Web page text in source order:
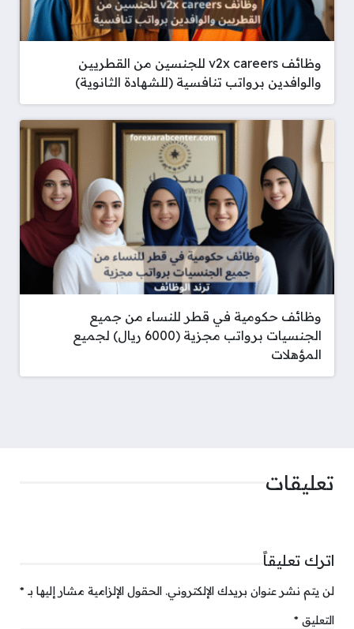
وظائف v2x careers للجنسين من القطريين
والوافدين برواتب تنافسية (للشهادة الثانوية)
وظائف حكومية في قطر للنساء من جميع
الجنسيات برواتب مجزية (6000 ريال) لجميع
المؤهلات
تعليقات
اترك تعليقاً
لن يتم نشر عنوان بريدك الإلكتروني. الحقول الإلزامية مشار إليها بـ *
التعليق *